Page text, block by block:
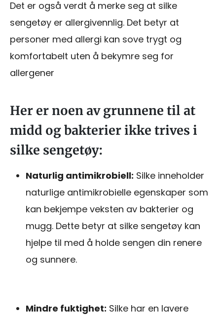
Det er også verdt å merke seg at silke
sengetøy er allergivennlig. Det betyr at
personer med allergi kan sove trygt og
komfortabelt uten å bekymre seg for
allergener
Her er noen av grunnene til at
midd og bakterier ikke trives i
silke sengetøy:
Naturlig antimikrobiell: Silke inneholder
naturlige antimikrobielle egenskaper som
kan bekjempe veksten av bakterier og
mugg. Dette betyr at silke sengetøy kan
hjelpe til med å holde sengen din renere
og sunnere.
Mindre fuktighet: Silke har en lavere